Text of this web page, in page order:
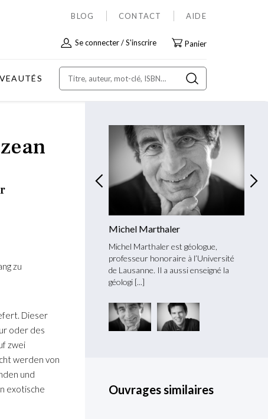
BLOG CONTACT AIDE
Allez
contenu
Se connecter S'inscrire Panier
zu
Dieser
oder des
zwei
werden von
und
exotische
à l’Université de Lausanne,
Michel Marthaler
Michel Marthaler est géologue,
professeur honoraire à l’Université
de Lausanne. Il a aussi enseigné la
géologi
Ouvrages similaires